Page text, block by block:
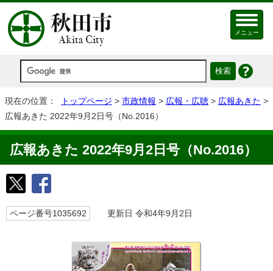
メニュー
現在の位置： トップページ > 市政情報 > 広報・広聴 > 広報あきた >
広報あきた 2022年9月2日号（No.2016）
広報あきた 2022年9月2日号（No.2016）
ページ番号1035692 更新日 令和4年9月2日